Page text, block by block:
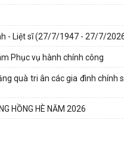
- Liệt sĩ (27/7/1947 - 27/7/
Phục vụ hành chính công
quà tri ân các gia đình chính
HỒNG HÈ NĂM 2026